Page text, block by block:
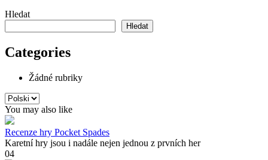
Hledat
Hledat
Categories
Žádné rubriky
Zvolte
jazyk
You may also like
Recenze hry Pocket Spades
Karetní hry jsou i nadále nejen jednou z prvních her
04